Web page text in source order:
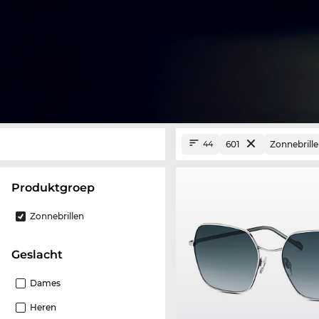
Produktgroep
Zonnebrillen
Geslacht
Dames
Heren
44 601